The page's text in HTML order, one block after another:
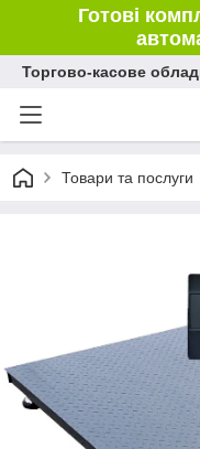
Готові
Торгово-касове
Товари та послуги